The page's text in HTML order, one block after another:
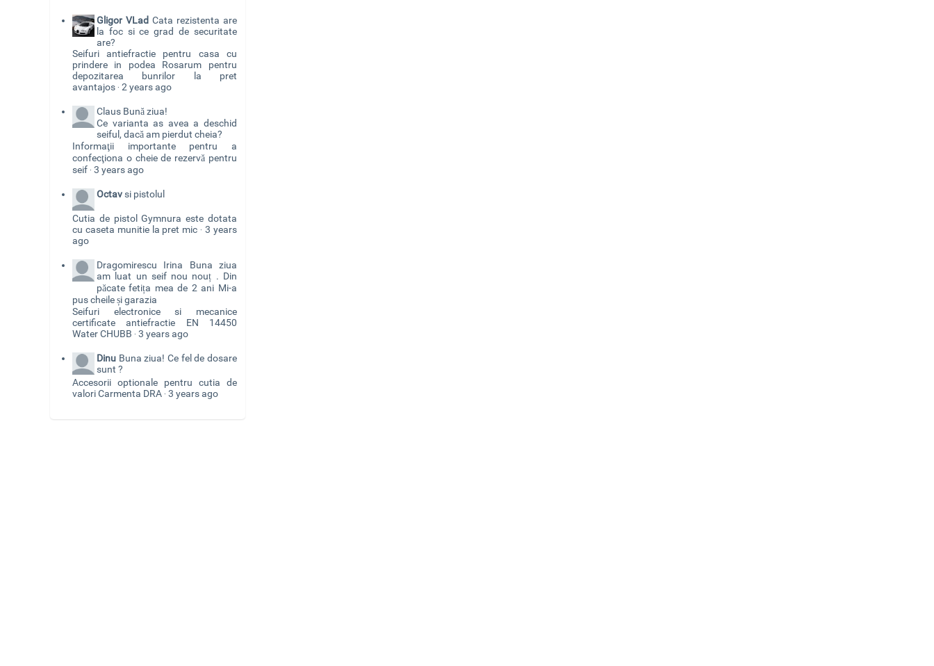
Gligor VLad Cata rezistenta are
la foc si ce grad de securitate
are?
Seifuri antiefractie pentru casa cu
prindere in podea Rosarum pentru
depozitarea bunrilor la pret
avantajos · 2 years ago
Claus Bună ziua!
Ce varianta as avea a deschid
seiful, dacă am pierdut cheia?
Informaţii importante pentru a
confecţiona o cheie de rezervă pentru
seif · 3 years ago
Octav si pistolul
Cutia de pistol Gymnura este dotata
cu caseta munitie la pret mic · 3 years
ago
Dragomirescu Irina Buna ziua
am luat un seif nou nouț . Din
păcate fetița mea de 2 ani Mi-a
pus cheile și garazia
Seifuri electronice si mecanice
certificate antiefractie EN 14450
Water CHUBB · 3 years ago
Dinu Buna ziua! Ce fel de dosare
sunt ?
Accesorii optionale pentru cutia de
valori Carmenta DRA · 3 years ago